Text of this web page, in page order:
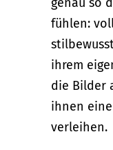
fühlen:
ihrem
die Bilder
ihnen
verleihen.